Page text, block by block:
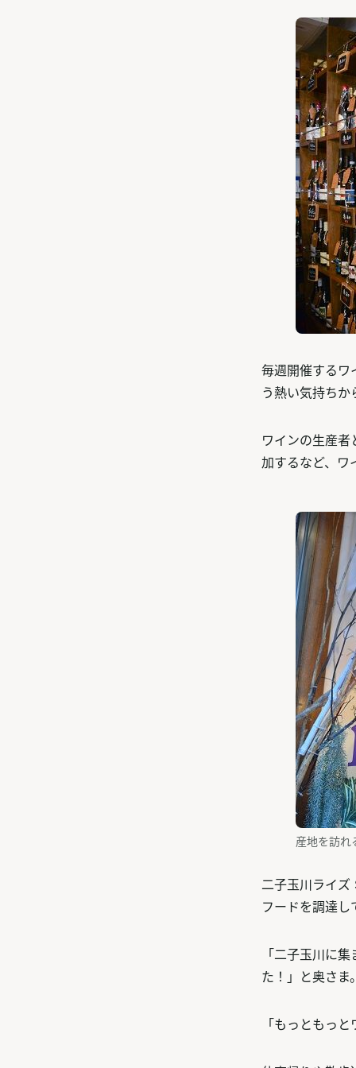
毎週開催するワ
う熱い気持ち
ワインの生産
加するなど、ワ
産地を訪れ
二子玉川ライズ
フードを調達し
「二子玉川に
た！」と奥さま
「もっともっ